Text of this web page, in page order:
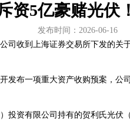
资5亿豪赌光伏
发布时间：2026-06-16
司收到上海证券交易所下发的关
发布一项重大资产收购预案，
投资有限公司持有的贺利氏光伏